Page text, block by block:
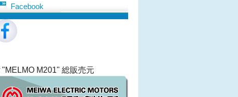
Facebook
M201" 総販売元